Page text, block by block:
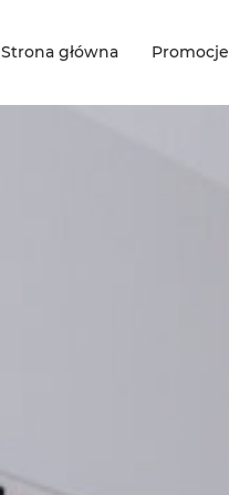
Strona główna Promocje